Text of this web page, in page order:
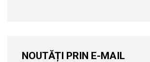
NOUTĂȚI PRIN E-MAIL